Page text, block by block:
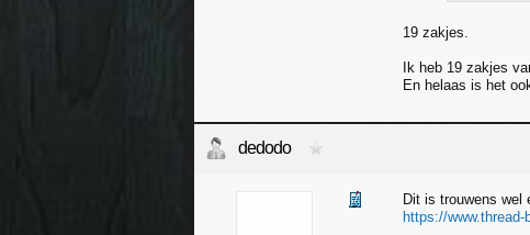
19 zakjes.
Ik heb 19 zakjes
En helaas is het
dedodo
Dit is trouwens wel
https://